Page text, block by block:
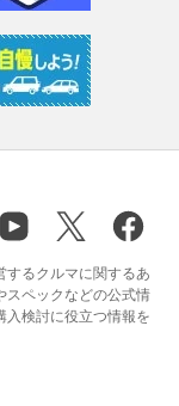
するクルマに関するあ
スペックなどの公式情
入検討に役立つ情報を